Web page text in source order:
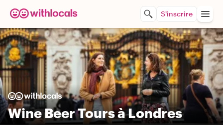
S'inscrire
Wine Beer Tours à Londres